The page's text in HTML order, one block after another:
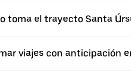
toma el trayecto Santa
viajes con anticipación